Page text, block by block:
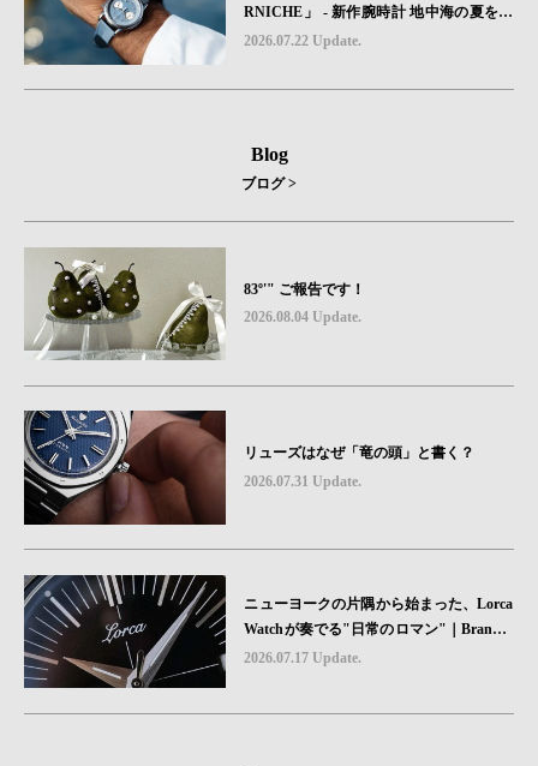
RNICHE」 - 新作腕時計 地中海の夏を映
す、爽やかなブルーダイヤル「Heritage C
2026.07.22 Update.
Blog
ブログ >
83º'" ご報告です！
2026.08.04 Update.
リューズはなぜ「竜の頭」と書く？
2026.07.31 Update.
ニューヨークの片隅から始まった、Lorca
Watchが奏でる"日常のロマン"｜Brand P
icks #08
2026.07.17 Update.